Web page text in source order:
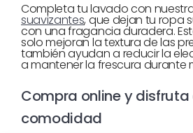
Completa tu lavado con
suavizantes, que dejan tu ropa
con una fragancia duradera.
solo mejoran la textura de las
también ayudan a reducir la
a mantener la frescura durante
Compra online y disfruta
comodidad